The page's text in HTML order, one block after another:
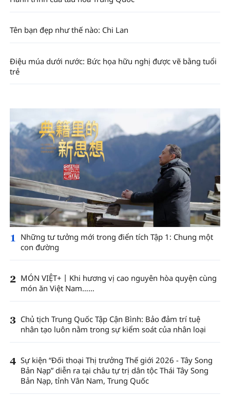
Tên bạn đẹp như thế nào: Chi Lan
Điệu múa dưới nước: Bức họa hữu nghị được vẽ bằng tuổi
trẻ
1
Những tư tưởng mới trong điển tích Tập 1: Chung một
con đường
2 MÓN VIỆT+丨Khi hương vị cao nguyên hòa quyện cùng
món ăn Việt Nam……
3 Chủ tịch Trung Quốc Tập Cận Bình: Bảo đảm trí tuệ
nhân tạo luôn nằm trong sự kiểm soát của nhân loại
4 Sự kiện “Đối thoại Thị trưởng Thế giới 2026 - Tây Song
Bản Nạp” diễn ra tại châu tự trị dân tộc Thái Tây Song
Bản Nạp, tỉnh Vân Nam, Trung Quốc